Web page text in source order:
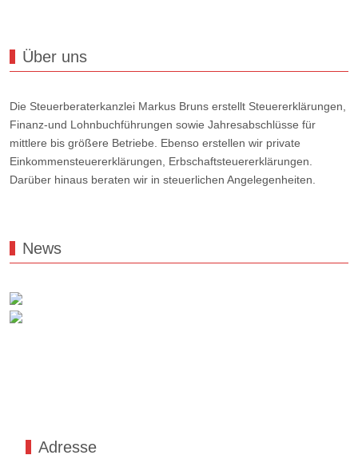
Über uns
Die Steuerberaterkanzlei Markus Bruns erstellt Steuererklärungen,
Finanz-und Lohnbuchführungen sowie Jahresabschlüsse für
mittlere bis größere Betriebe. Ebenso erstellen wir private
Einkommensteuererklärungen, Erbschaftsteuererklärungen.
Darüber hinaus beraten wir in steuerlichen Angelegenheiten.
News
Adresse